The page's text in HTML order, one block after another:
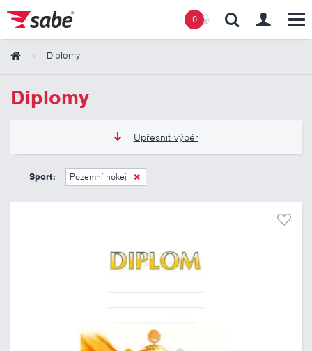
0
Diplomy
Diplomy
Upřesnit výběr
11 Kč
Sport: Pozemní hokej
Obsah košíku